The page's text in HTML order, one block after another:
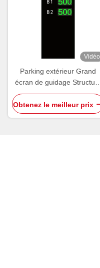
Vidéo
Parking extérieur Grand
écran de guidage Structure
de signalisation OEM ODM
Obtenez le meilleur prix